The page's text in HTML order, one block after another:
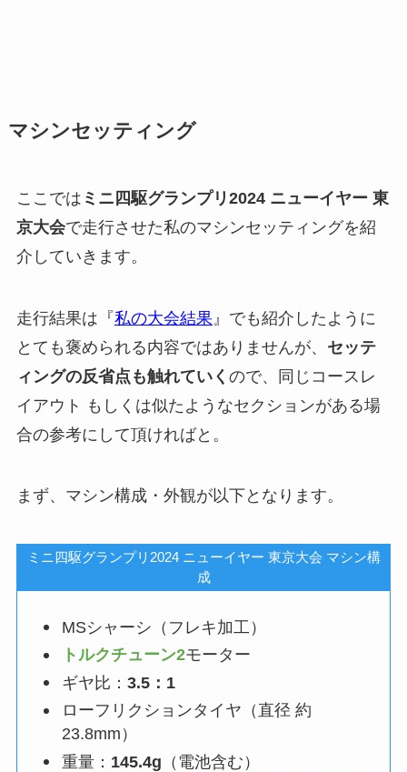
マシンセッティング
ここでは ミニ四駆グランプリ2024 ニューイヤー 東
京大会で走行させた私のマシンセッティングを紹
介していきます。
走行結果は『私の大会結果 』でも紹介したように
とても褒められる内容ではありませんが、 セッテ
ィングの反省点も触れていく ので、同じコースレ
イアウト もしくは似たようなセクションがある場
合の参考にして頂ければと。
まず、マシン構成・外観が以下となります。
ミニ四駆グランプリ2024 ニューイヤー 東京大会 マシン構
成
MSシャーシ（フレキ加工）
トルクチューン2モーター
ギヤ比：3.5：1
ローフリクションタイヤ（直径 約
23.8mm）
重量： 145.4g （電池含む）